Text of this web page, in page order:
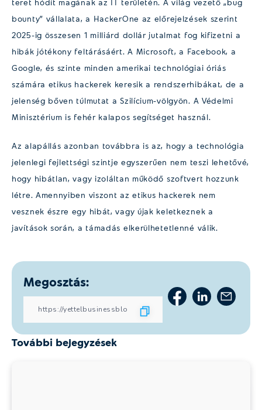
teret hódít magának az IT területén. A világ vezető „bug
bounty” vállalata, a HackerOne az előrejelzések szerint
2025-ig összesen 1 milliárd dollár jutalmat fog kifizetni a
hibák jótékony feltárásáért. A Microsoft, a Facebook, a
Google, és szinte minden amerikai technológiai óriás
számára etikus hackerek keresik a rendszerhibákat, de a
jelenség bőven túlmutat a Szilícium-völgyön. A Védelmi
Minisztérium is fehér kalapos segítséget használ.
Az alapállás azonban továbbra is az, hogy a technológia
jelenlegi fejlettségi szintje egyszerűen nem teszi lehetővé,
hogy hibátlan, vagy izoláltan működő szoftvert hozzunk
létre. Amennyiben viszont az etikus hackerek nem
vesznek észre egy hibát, vagy újak keletkeznek a
javítások során, a támadás elkerülhetetlenné válik.
Megosztás:
További bejegyzések